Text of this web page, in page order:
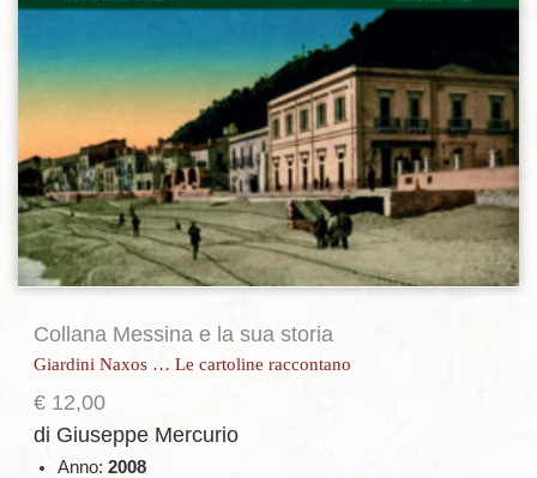
Collana Messina e la sua storia
Giardini Naxos … Le cartoline raccontano
€ 12,00
di Giuseppe Mercurio
Anno: 2008